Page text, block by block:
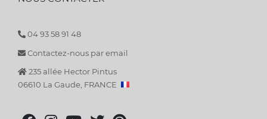
04 93 58 91 48
Contactez-nous par email
235 allée Hector Pintus
06610 La Gaude, FRANCE